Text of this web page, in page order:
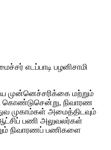
எடப்பாடி பழனிசாமி
முன்னெச்சரிக்கை மற்றும்
கொண்டுசென்று, நிவாரண
முகாம்கள் அமைத்திடவும்
பணி அலுவலர்கள்
நிவாரணப் பணிகளை